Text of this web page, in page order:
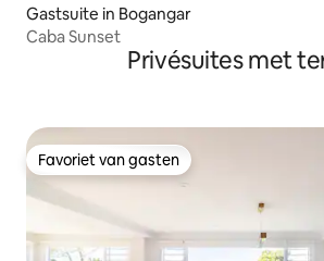
Gastsuite in Bogangar
Caba Sunset
Privésuites met
Favoriet van gasten
Favoriet van gasten